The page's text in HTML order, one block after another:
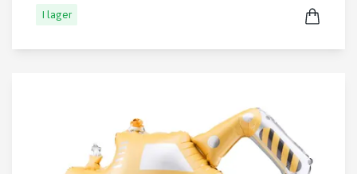
I lager